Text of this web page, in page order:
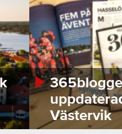
Västervik